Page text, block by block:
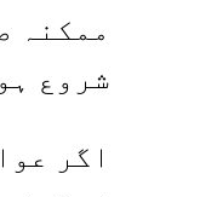
ممکنہ
شروع
اگر